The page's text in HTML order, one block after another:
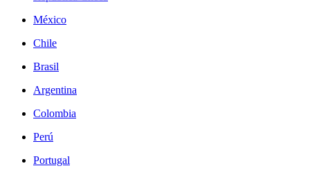
México
Chile
Brasil
Argentina
Colombia
Perú
Portugal